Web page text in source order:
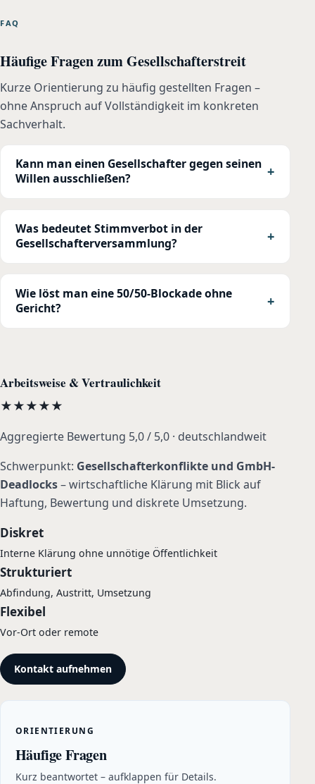
FAQ
Häufige Fragen zum Gesellschafterstreit
Kurze Orientierung zu häufig gestellten Fragen –
ohne Anspruch auf Vollständigkeit im konkreten
Sachverhalt.
Kann man einen Gesellschafter gegen seinen
Willen ausschließen?
Was bedeutet Stimmverbot in der
Gesellschafterversammlung?
Wie löst man eine 50/50-Blockade ohne
Gericht?
Arbeitsweise & Vertraulichkeit
★★★★★
Aggregierte Bewertung 5,0 / 5,0 · deutschlandweit
Schwerpunkt: Gesellschafterkonflikte und GmbH-
Deadlocks– wirtschaftliche Klärung mit Blick auf
Haftung, Bewertung und diskrete Umsetzung.
Diskret
Interne Klärung ohne unnötige Öffentlichkeit
Strukturiert
Abfindung, Austritt, Umsetzung
Flexibel
Vor-Ort oder remote
Kontakt aufnehmen
ORIENTIERUNG
Häufige Fragen
Kurz beantwortet – aufklappen für Details.